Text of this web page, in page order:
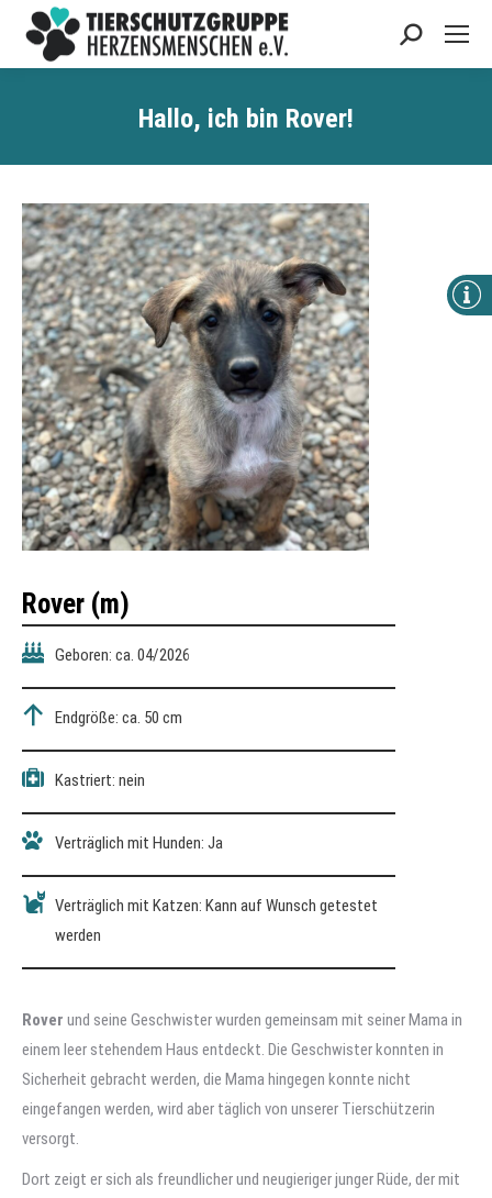
Search:
Hallo, ich bin Rover!
Rover (m)
Geboren: ca. 04/2026
Endgröße: ca. 50 cm
Kastriert: nein
Verträglich mit Hunden: Ja
Verträglich mit Katzen: Kann auf Wunsch getestet
werden
Rover und seine Geschwister wurden gemeinsam mit seiner Mama in
einem leer stehendem Haus entdeckt. Die Geschwister konnten in
Sicherheit gebracht werden, die Mama hingegen konnte nicht
eingefangen werden, wird aber täglich von unserer Tierschützerin
versorgt.
Dort zeigt er sich als freundlicher und neugieriger junger Rüde, der mit